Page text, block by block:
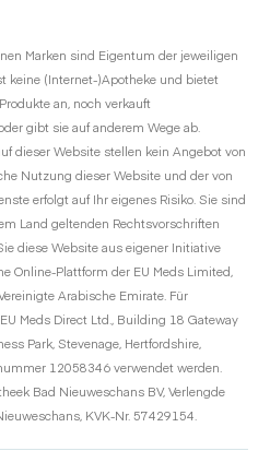
Marken sind Eigentum der jeweiligen
keine (Internet-)Apotheke und bietet
an, noch verkauft
gibt sie auf anderem Wege ab.
dieser Website stellen kein Angebot von
Nutzung dieser Website und der von
erfolgt auf Ihr eigenes Risiko. Sie sind
Land geltenden Rechtsvorschriften
diese Website aus eigener Initiative
Online-Plattform der EU Meds Limited,
Arabische Emirate. Für
Meds Direct Ltd., Building 18 Gateway
Park, Stevenage, Hertfordshire,
12058346 verwendet werden.
Bad Nieuweschans BV, Verlengde
KVK-Nr. 57429154.